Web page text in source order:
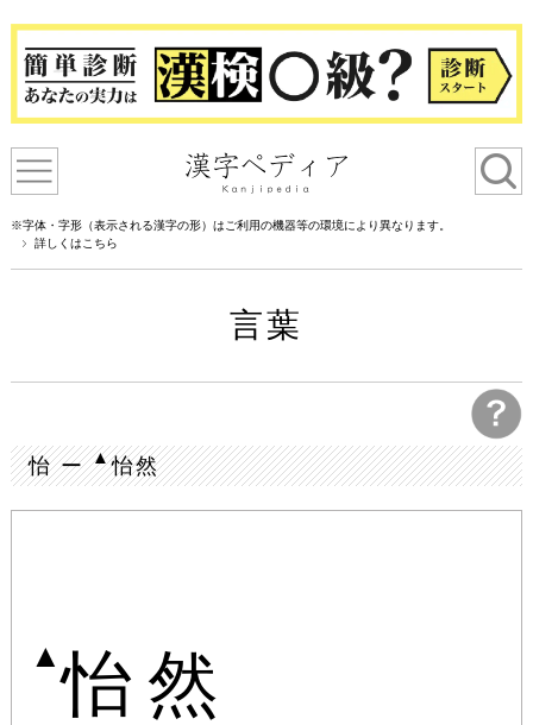
※字体・字形（表示される漢字の形）はご利用の機器等の環境により異なります。
詳しくはこちら
言葉
怡 ー▲怡然
▲怡然